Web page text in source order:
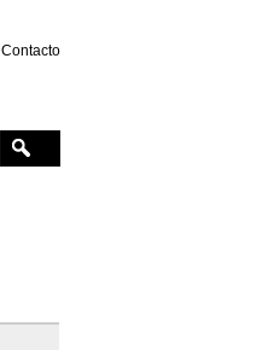
Contacto